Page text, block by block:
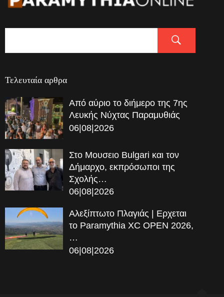
Τελευταία αρθρα
Από αύριο το διήμερο της 7ης
Λευκής Νύχτας Παραμυθιάς
06|08|2026
Στο Μουσειο Bulgari και τον
Δήμαρχο, εκπρόσωποι της
Σχολής…
06|08|2026
Αλεξίπτωτο Πλαγιάς | Ερχεται
το Paramythia XC OPEN 2026,
…
06|08|2026